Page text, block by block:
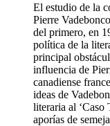
El estudio de la
Pierre
del primero, en
política de la
principal
influencia de
canadiense
ideas de
literaria al ‘Caso
aporías de